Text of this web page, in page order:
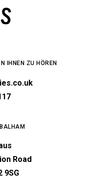
IHNEN ZU HÖREN
Road
9SG